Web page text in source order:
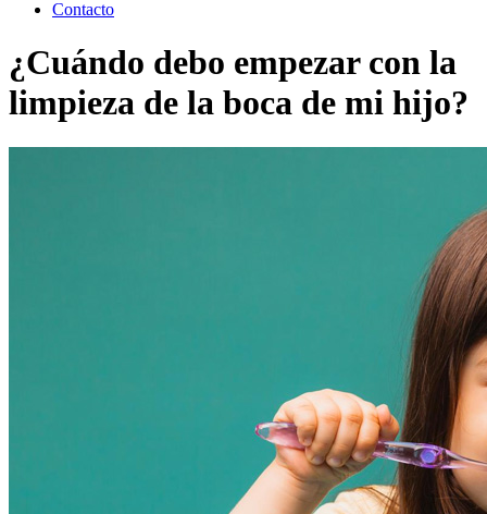
Contacto
¿Cuándo debo empezar con la
limpieza de la boca de mi hijo?